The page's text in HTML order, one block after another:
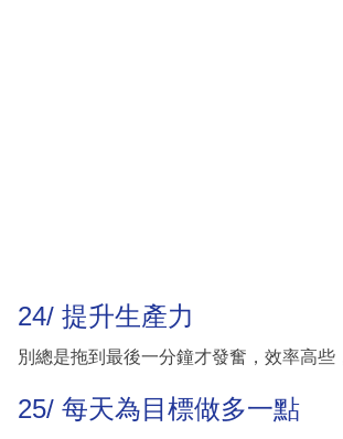
24/ 提升生產力
別總是拖到最後一分鐘才發奮，效率高些
25/ 每天為目標做多一點